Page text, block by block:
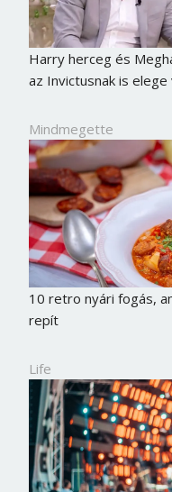
Harry herceg és
az Invictusnak is elege
Mindmegette
10 retro nyári fogás,
repít
Life